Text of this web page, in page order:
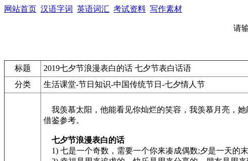
网站首页 汉语字词 英语词汇 考试资料 写作素材
请
标题
2019七夕节浪漫表白的话 七夕节表白话语
分类
生活课堂-节日知识-中国传统节日-七夕情人节
我羡慕太阳，他能看见你灿烂的笑容，我羡慕月亮，
借鉴参考。
七夕节浪漫表白的话
1) 七是一个奇数，需要一个你来凑成偶数;夕是一天的